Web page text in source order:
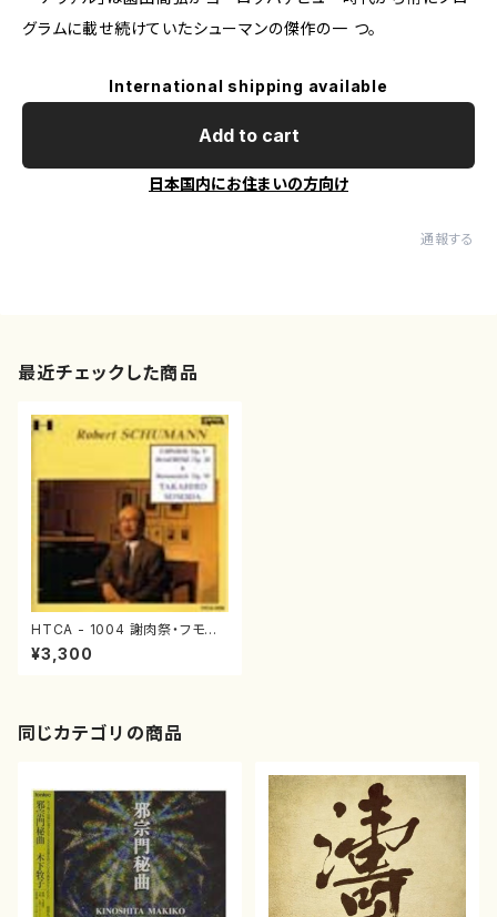
グラムに載せ続けていたシューマンの傑作の一 つ。
International shipping available
Add to cart
日本国内にお住まいの方向け
通報する
最近チェックした商品
HTCA - 1004 謝肉祭・フモレ
スケ（カーナヴァルとフモレスケ）
（ピアノソロ/シューマン/CD）
¥3,300
同じカテゴリの商品